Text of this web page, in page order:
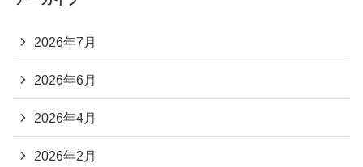
2026年7月
2026年6月
2026年4月
2026年2月